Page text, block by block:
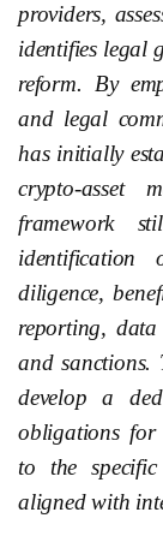
providers,
identifies legal
reform. By
and legal
has initially
crypto-asset
framework
identification
diligence,
reporting, data
and sanctions.
develop a
obligations for
to the
aligned with